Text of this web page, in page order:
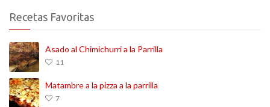
Recetas Favoritas
Asado al Chimichurri a la Parrilla
11
Matambre a la pizza a la parrilla
7